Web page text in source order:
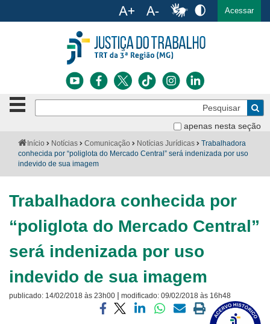
Ir para o menu Ir para a busca Ir para o rodapé
Acessar
apenas nesta seção
Botão
de
clique
para
fechar
menu
Notícias
Jurisprudência
Transparência
Você
está
aqui:
Início Notícias Comunicação Notícias Jurídicas
Trabalhadora
conhecida por “poliglota do Mercado Central” será indenizada por uso
indevido de sua imagem
Trabalhadora conhecida por
“poliglota do Mercado Central”
será indenizada por uso
indevido de sua imagem
publicado: 14/02/2018 às 23h00 | modificado: 09/02/2018 às 16h48
Compartilhar
Imprimir